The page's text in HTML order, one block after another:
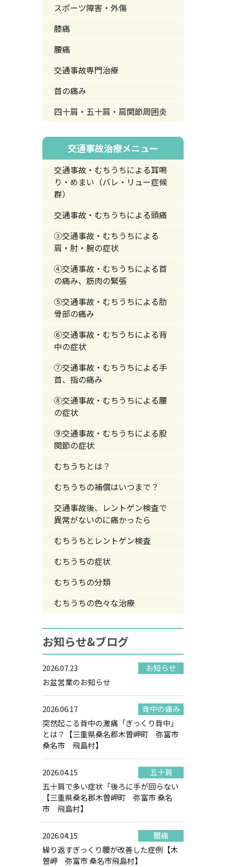
スポーツ障害・外傷
膝痛
腰痛
交通事故専門治療
首の痛み
四十肩・五十肩・肩関節周囲炎
交通事故治療メニュー
交通事故・むちうちによる耳鳴
り・めまい（バレ・リュー症候
群）
交通事故・むちうちによる頭痛
③交通事故・むちうちによる
肩・肘・腕の症状
④交通事故・むちうちによる首
の痛み、筋肉の緊張
⑤交通事故・むちうちによる肋
骨部の痛み
⑥交通事故・むちうちによる背
中の症状
⑦交通事故・むちうちによる手
首、指の痛み
⑧交通事故・むちうちによる腰
の症状
⑨交通事故・むちうちによる股
関節の症状
むちうちとは？
むちうちの補償はいつまで？
交通事故後、レントゲン検査で
異常がないのに痛かったら
むちうちとレントゲン検査
むちうちの症状
むちうちの分類
むちうちの色々な治療
お知らせ&ブログ
2026.07.23
お知らせ
お盆営業のお知らせ
2026.06.17
背中の痛み
突然起こる背中の激痛「ぎっくり背中」
とは？【三重県桑名郡木曽岬町 弥富市
桑名市 飛島村】
2026.04.15
五十肩
五十肩で多い症状「後ろに手が回らない
【三重県桑名郡木曽岬町 弥富市 桑名
市 飛島村】
2026.04.15
腰痛
繰り返すぎっくり腰が改善した症例【木
曽岬 弥富市 桑名市飛島村】